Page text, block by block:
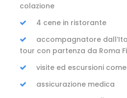
colazione
4 cene in ristorante
accompagnatore
tour con partenza da Roma
visite ed escursioni
assicurazione medica